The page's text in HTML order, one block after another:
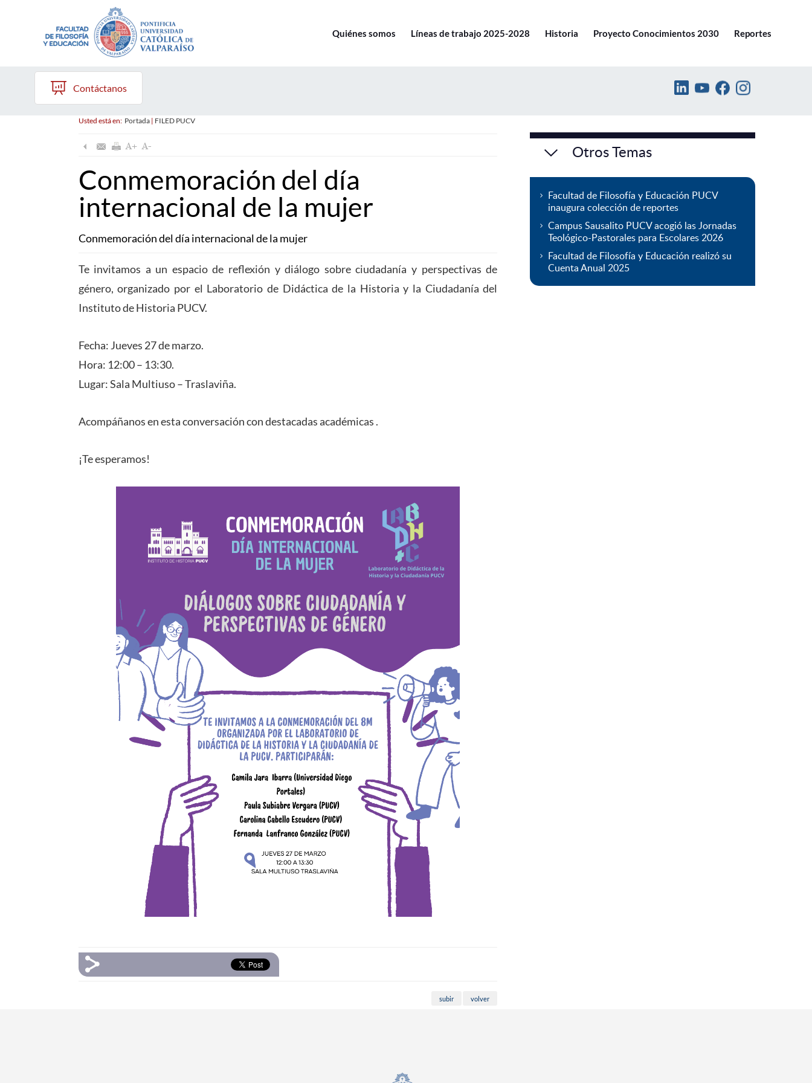
Quiénes somos Líneas de trabajo 2025-2028 Historia Proyecto Conocimientos 2030 Reportes
Contáctanos
Usted está en: Portada| FILED PUCV
Conmemoración del día
internacional de la mujer
Conmemoración del día internacional de la mujer
Te invitamos a un espacio de reflexión y diálogo sobre ciudadanía y perspectivas de
género, organizado por el Laboratorio de Didáctica de la Historia y la Ciudadanía del
Instituto de Historia PUCV.
Fecha: Jueves 27 de marzo.
Hora: 12:00 – 13:30.
Lugar: Sala Multiuso – Traslaviña.
Acompáñanos en esta conversación con destacadas académicas .
¡Te esperamos!
subir volver
Otros Temas
Facultad de Filosofía y Educación PUCV
inaugura colección de reportes
Campus Sausalito PUCV acogió las Jornadas
Teológico-Pastorales para Escolares 2026
Facultad de Filosofía y Educación realizó su
Cuenta Anual 2025